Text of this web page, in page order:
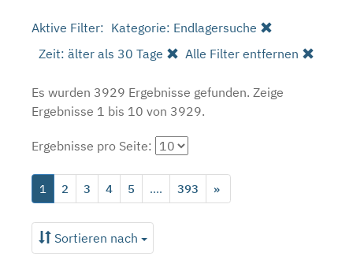
Aktive Filter: Kategorie: Endlagersuche
Zeit: älter als 30 Tage
Alle Filter entfernen
Es wurden 3929 Ergebnisse gefunden. Zeige
Ergebnisse 1 bis 10 von 3929.
Ergebnisse pro Seite:
1 2 3 4 5 .... 393 »
Sortieren nach